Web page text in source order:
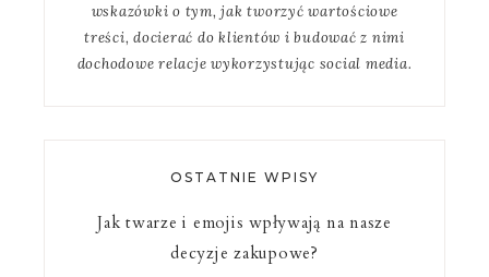
wskazówki o tym, jak tworzyć wartościowe
treści, docierać do klientów i budować z nimi
dochodowe relacje wykorzystując social media.
OSTATNIE WPISY
Jak twarze i emojis wpływają na nasze
decyzje zakupowe?